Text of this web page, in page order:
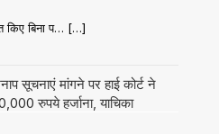
किए बिना प… […]
सूचनाएं मांगने पर हाई कोर्ट ने
रुपये हर्जाना, याचिका